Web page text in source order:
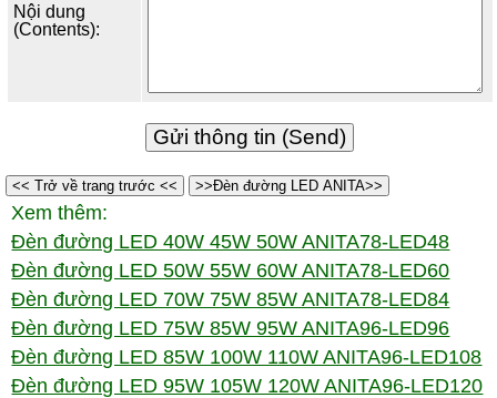
Nội dung
(Contents):
<< Trở về trang trước << >>Đèn đường LED ANITA>>
Xem thêm:
Đèn đường LED 40W 45W 50W ANITA78-LED48
Đèn đường LED 50W 55W 60W ANITA78-LED60
Đèn đường LED 70W 75W 85W ANITA78-LED84
Đèn đường LED 75W 85W 95W ANITA96-LED96
Đèn đường LED 85W 100W 110W ANITA96-LED108
Đèn đường LED 95W 105W 120W ANITA96-LED120